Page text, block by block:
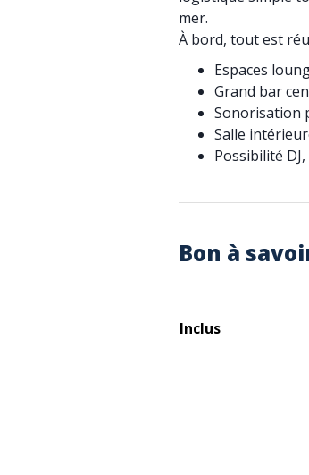
mer.
À bord, tout est
Espaces
Grand bar
Sonorisation
Salle
Possibilité
Bon à
Inclus